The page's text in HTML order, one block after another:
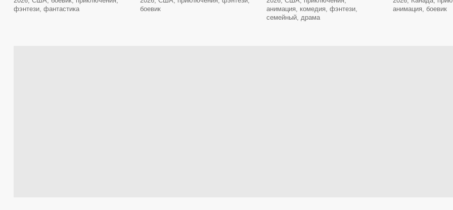
фэнтези, фантастика
боевик
анимация, комедия, фэнтези,
семейный, драма
анимация, боевик